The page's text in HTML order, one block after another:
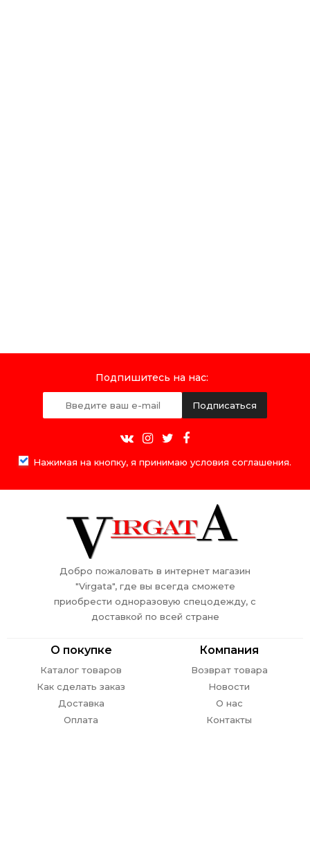
Подпишитесь на нас:
Подписаться
Нажимая на кнопку, я принимаю условия соглашения.
Добро пожаловать в интернет магазин
"Virgata", где вы всегда сможете
приобрести одноразовую спецодежду, с
доставкой по всей стране
О покупке
Каталог товаров
Как сделать заказ
Доставка
Оплата
Компания
Возврат товара
Новости
О нас
Контакты